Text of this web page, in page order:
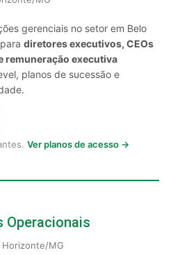
gerenciais no setor em Belo
diretores executivos, CEOs
remuneração executiva
planos de sucessão e
Ver planos de acesso →
Operacionais
Horizonte/MG